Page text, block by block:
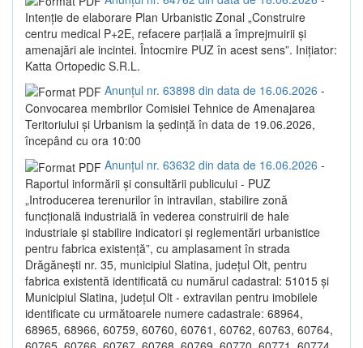
Intenție de elaborare Plan Urbanistic Zonal „Construire
centru medical P+2E, refacere parțială a împrejmuirii și
amenajări ale incintei. Întocmire PUZ în acest sens”. Inițiator:
Katta Ortopedic S.R.L.
Anunțul nr. 63898 din data de 16.06.2026 -
Convocarea membrilor Comisiei Tehnice de Amenajarea
Teritoriului și Urbanism la ședință în data de 19.06.2026,
începând cu ora 10:00
Anunțul nr. 63632 din data de 16.06.2026 -
Raportul informării și consultării publicului - PUZ
„Introducerea terenurilor în intravilan, stabilire zonă
funcțională industrială în vederea construirii de hale
industriale și stabilire indicatori și reglementări urbanistice
pentru fabrica existență”, cu amplasament în strada
Drăgănești nr. 35, municipiul Slatina, județul Olt, pentru
fabrica existentă identificată cu numărul cadastral: 51015 și
Municipiul Slatina, județul Olt - extravilan pentru imobilele
identificate cu următoarele numere cadastrale: 68964,
68965, 68966, 60759, 60760, 60761, 60762, 60763, 60764,